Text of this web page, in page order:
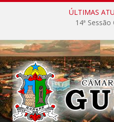
ÚLTIMAS
14ª Sessão